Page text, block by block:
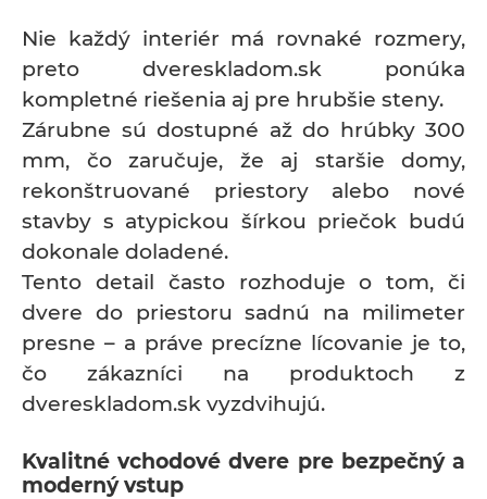
Nie každý interiér má rovnaké rozmery,
preto dvereskladom.sk ponúka
kompletné riešenia aj pre hrubšie steny.
Zárubne sú dostupné až do hrúbky 300
mm, čo zaručuje, že aj staršie domy,
rekonštruované priestory alebo nové
stavby s atypickou šírkou priečok budú
dokonale doladené.
Tento detail často rozhoduje o tom, či
dvere do priestoru sadnú na milimeter
presne – a práve precízne lícovanie je to,
čo zákazníci na produktoch z
dvereskladom.sk vyzdvihujú.
Kvalitné vchodové dvere pre bezpečný a
moderný vstup